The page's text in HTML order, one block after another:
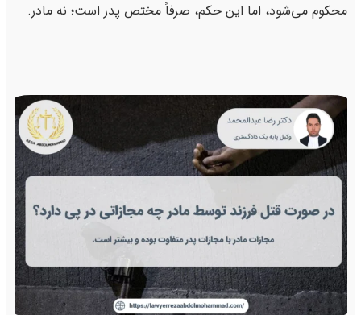
محکوم می‌شود، اما این حکم، صرفاً مختص پدر است؛ نه مادر.